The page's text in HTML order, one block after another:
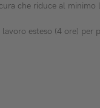
che riduce al minimo
esteso (4 ore) per